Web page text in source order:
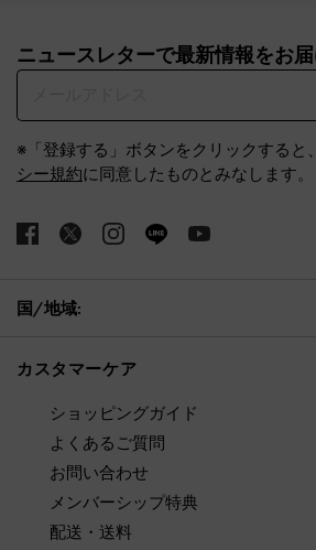
ニュースレターで最新情報をお届
※「登録する」ボタンをクリックすると、
シー規約に同意したものとみなします。
国/地域:
カスタマーケア
ショッピングガイド
よくあるご質問
お問い合わせ
メンバーシップ特典
配送・送料